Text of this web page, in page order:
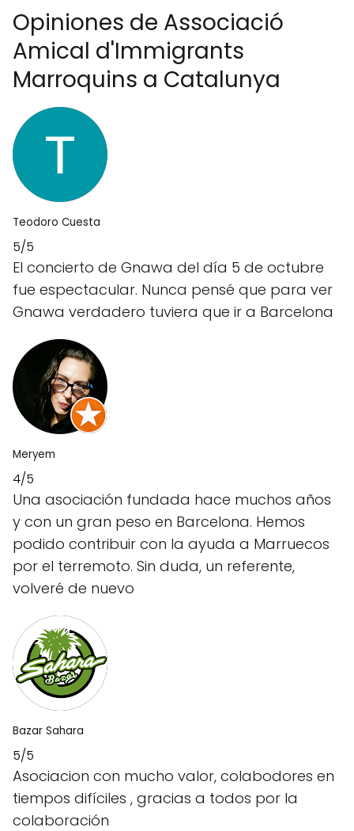
Opiniones de Associació
Amical d'Immigrants
Marroquins a Catalunya
Teodoro Cuesta
5/5
El concierto de Gnawa del día 5 de octubre
fue espectacular. Nunca pensé que para ver
Gnawa verdadero tuviera que ir a Barcelona
Meryem
4/5
Una asociación fundada hace muchos años
y con un gran peso en Barcelona. Hemos
podido contribuir con la ayuda a Marruecos
por el terremoto. Sin duda, un referente,
volveré de nuevo
Bazar Sahara
5/5
Asociacion con mucho valor, colabodores en
tiempos difíciles , gracias a todos por la
colaboración